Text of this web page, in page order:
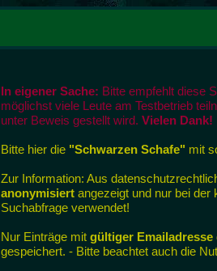
In eigener Sache: Bitte empfehlt diese
möglichst viele Leute am Testbetrieb
unter Beweis gestellt wird. Vielen Dank!
Bitte hier die "Schwarzen Schafe" mit
Zur Information: Aus
anonymisiert angezeigt und nur bei der
Suchabfrage verwendet!
Nur Einträge mit gültiger Emailadresse
gespeichert. - Bitte beachtet auch die